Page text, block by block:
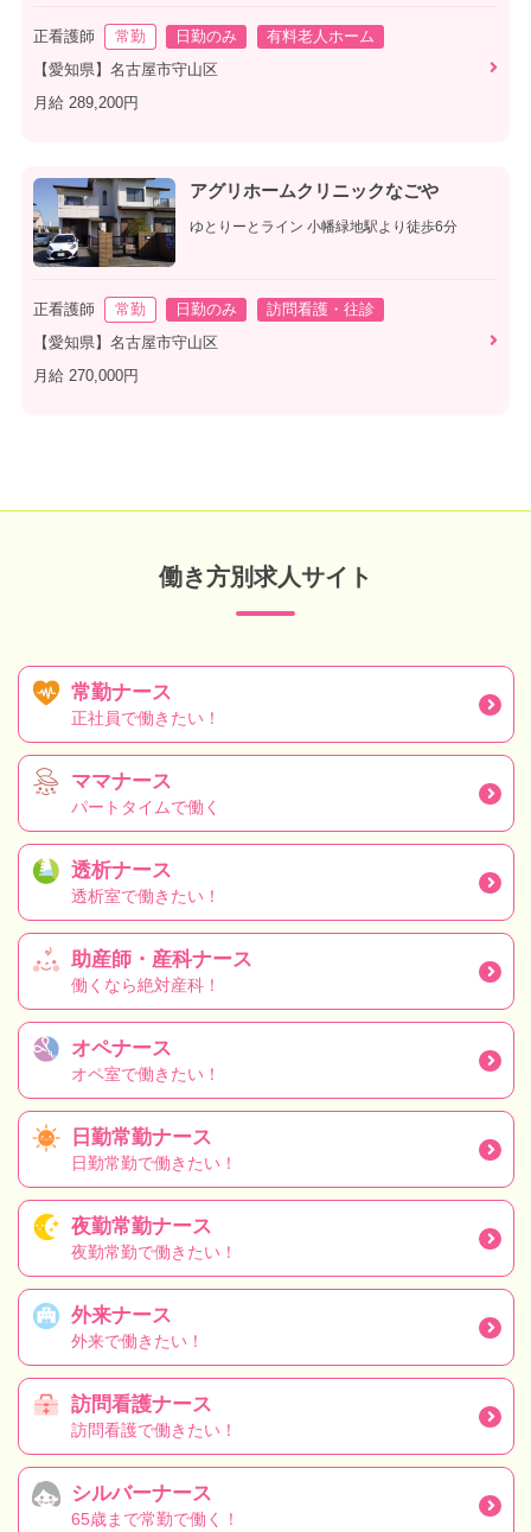
正看護師 常勤 日勤のみ
有料老人ホーム
【愛知県】名古屋市守山区
月給 289,200円
アグリホームクリニックなごや
ゆとりーとライン 小幡緑地駅より徒歩6分
正看護師 常勤 日勤のみ
訪問看護・往診
【愛知県】名古屋市守山区
月給 270,000円
働き方別求人サイト
常勤ナース
正社員で働きたい！
ママナース
パートタイムで働く
透析ナース
透析室で働きたい！
助産師・産科ナース
働くなら絶対産科！
オペナース
オペ室で働きたい！
日勤常勤ナース
日勤常勤で働きたい！
夜勤常勤ナース
夜勤常勤で働きたい！
外来ナース
外来で働きたい！
訪問看護ナース
訪問看護で働きたい！
シルバーナース
65歳まで常勤で働く！